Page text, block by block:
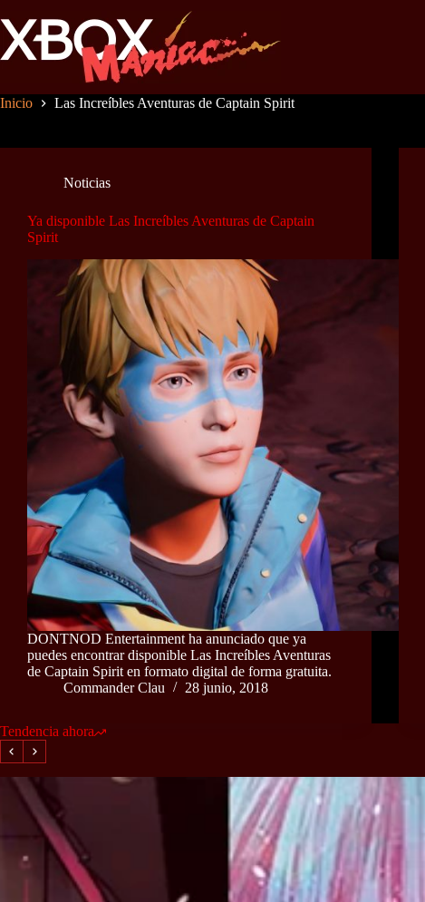
al
contenido
Inicio Las Increíbles Aventuras de Captain Spirit
Noticias
Ya disponible Las Increíbles Aventuras de Captain
Spirit
DONTNOD Entertainment ha anunciado que ya
puedes encontrar disponible Las Increíbles Aventuras
de Captain Spirit en formato digital de forma gratuita.
Commander Clau
28 junio, 2018
Tendencia ahora